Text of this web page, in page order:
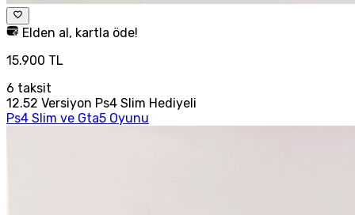
Elden al, kartla öde!
15.900 TL
6 taksit
12.52 Versiyon Ps4 Slim Hediyeli
Ps4 Slim ve Gta5 Oyunu